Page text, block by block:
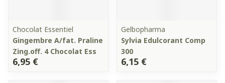
Chocolat Essentiel
Gingembre A/fat. Praline
Zing.off. 4 Chocolat Ess
6,95 €
Gelbopharma
Sylvia Edulcorant Comp
300
6,15 €